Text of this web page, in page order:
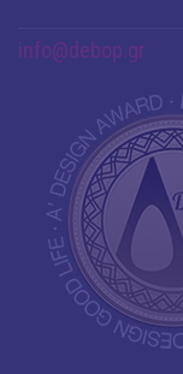
info@debop.gr